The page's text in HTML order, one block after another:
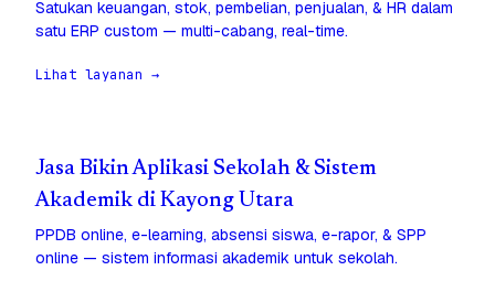
Satukan keuangan, stok, pembelian, penjualan, & HR dalam
satu ERP custom — multi-cabang, real-time.
Lihat layanan →
Jasa Bikin Aplikasi Sekolah & Sistem
Akademik di Kayong Utara
PPDB online, e-learning, absensi siswa, e-rapor, & SPP
online — sistem informasi akademik untuk sekolah.